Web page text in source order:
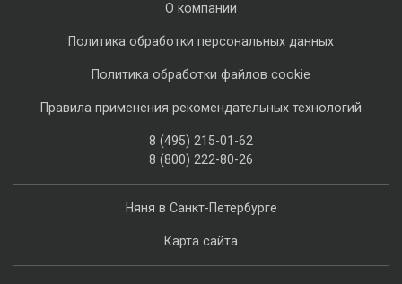
Няня в Санкт-Петербурге
Карта сайта
О компании
Политика обработки персональных данных
Политика обработки файлов cookie
Правила применения рекомендательных технологий
8 (495) 215-01-62
8 (800) 222-80-26